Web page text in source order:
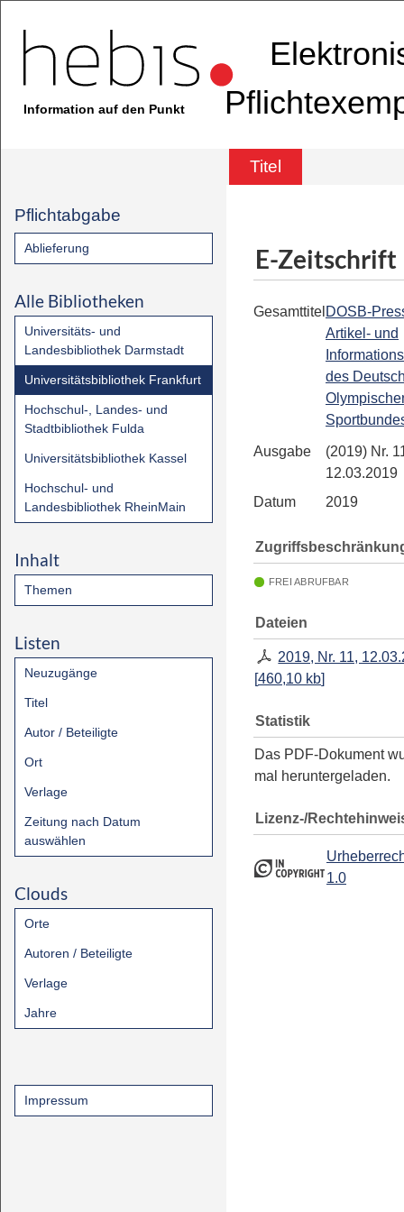
Information auf den Punkt
Titel
Pflichtabgabe
Ablieferung
Alle Bibliotheken
Universitäts- und
Landesbibliothek Darmstadt
Universitätsbibliothek Frankfurt
Hochschul-, Landes- und
Stadtbibliothek Fulda
Universitätsbibliothek Kassel
Hochschul- und
Landesbibliothek RheinMain
Inhalt
Themen
Listen
Neuzugänge
Titel
Autor / Beteiligte
Ort
Verlage
Zeitung nach Datum
auswählen
Clouds
Orte
Autoren / Beteiligte
Verlage
Jahre
Impressum
E-Zeitschrift
Gesamttitel DOSB-
Artikel- und
des
Ausgabe
(2019) Nr.
12.03.2019
Datum
2019
FREI ABRUFBAR
Dateien
2019, Nr. 11,
[460,10 kb]
Statistik
Das PDF-Dokument
mal heruntergeladen.
Lizenz-/
1.0